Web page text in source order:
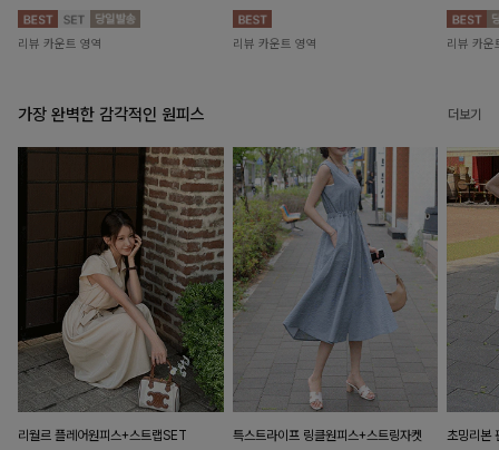
리뷰 카운트 영역 리뷰 카운트 영역 리뷰 카운
가장 완벽한 감각적인 원피스 더보기
리월르 플레어원피스+스트랩SET
특스트라이프 링클원피스+스트링자켓
초밍리본